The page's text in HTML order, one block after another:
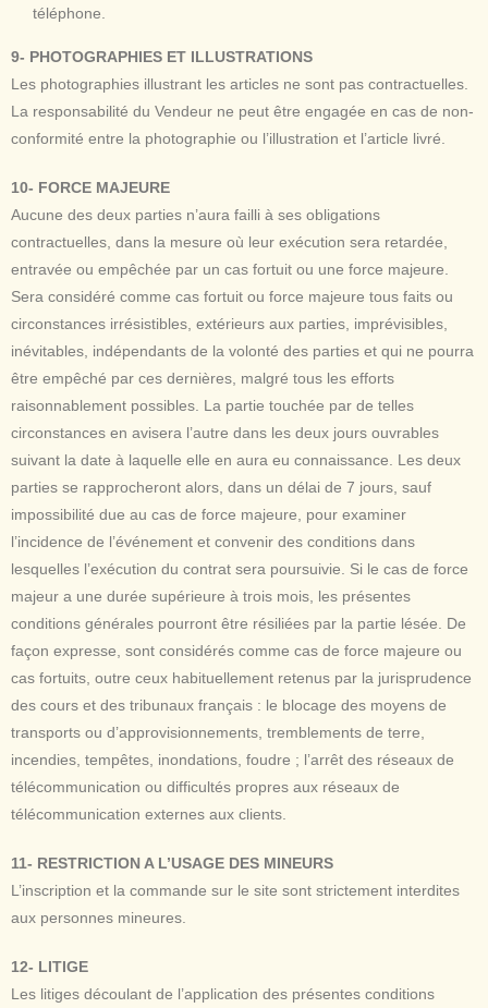
téléphone.
9- PHOTOGRAPHIES ET ILLUSTRATIONS
Les photographies illustrant les articles ne sont pas contractuelles.
La responsabilité du Vendeur ne peut être engagée en cas de non-
conformité entre la photographie ou l’illustration et l’article livré.
10- FORCE MAJEURE
Aucune des deux parties n’aura failli à ses obligations
contractuelles, dans la mesure où leur exécution sera retardée,
entravée ou empêchée par un cas fortuit ou une force majeure.
Sera considéré comme cas fortuit ou force majeure tous faits ou
circonstances irrésistibles, extérieurs aux parties, imprévisibles,
inévitables, indépendants de la volonté des parties et qui ne pourra
être empêché par ces dernières, malgré tous les efforts
raisonnablement possibles. La partie touchée par de telles
circonstances en avisera l’autre dans les deux jours ouvrables
suivant la date à laquelle elle en aura eu connaissance. Les deux
parties se rapprocheront alors, dans un délai de 7 jours, sauf
impossibilité due au cas de force majeure, pour examiner
l’incidence de l’événement et convenir des conditions dans
lesquelles l’exécution du contrat sera poursuivie. Si le cas de force
majeur a une durée supérieure à trois mois, les présentes
conditions générales pourront être résiliées par la partie lésée. De
façon expresse, sont considérés comme cas de force majeure ou
cas fortuits, outre ceux habituellement retenus par la jurisprudence
des cours et des tribunaux français : le blocage des moyens de
transports ou d’approvisionnements, tremblements de terre,
incendies, tempêtes, inondations, foudre ; l’arrêt des réseaux de
télécommunication ou difficultés propres aux réseaux de
télécommunication externes aux clients.
11- RESTRICTION A L’USAGE DES MINEURS
L’inscription et la commande sur le site sont strictement interdites
aux personnes mineures.
12- LITIGE
Les litiges découlant de l’application des présentes conditions